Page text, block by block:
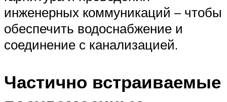
инженерных коммуникаций – чтобы
обеспечить водоснабжение и
соединение с канализацией.
Частично встраиваемые